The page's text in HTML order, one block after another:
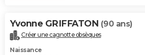
Yvonne GRIFFATON (90 ans)
Créer une cagnotte obsèques
Naissance